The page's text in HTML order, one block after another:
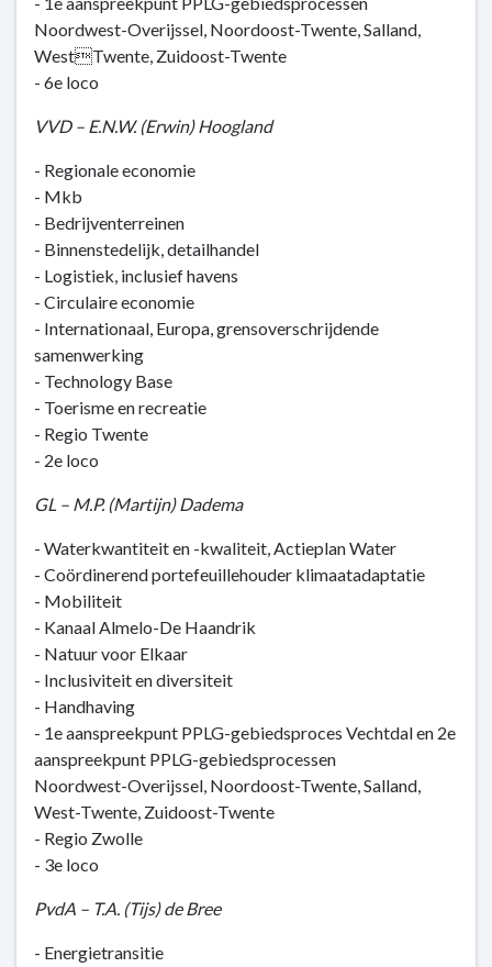
Noordwest-Overijssel, Noordoost-Twente, Salland,
WestTwente, Zuidoost-Twente
- 6e loco
VVD – E.N.W. (Erwin) Hoogland
- Regionale economie
- Mkb
- Bedrijventerreinen
- Binnenstedelijk, detailhandel
- Logistiek, inclusief havens
- Circulaire economie
- Internationaal, Europa, grensoverschrijdende
samenwerking
- Technology Base
- Toerisme en recreatie
- Regio Twente
- 2e loco
GL – M.P. (Martijn) Dadema
- Waterkwantiteit en -kwaliteit, Actieplan Water
- Coördinerend portefeuillehouder klimaatadaptatie
- Mobiliteit
- Kanaal Almelo-De Haandrik
- Natuur voor Elkaar
- Inclusiviteit en diversiteit
- Handhaving
- 1e aanspreekpunt PPLG-gebiedsproces Vechtdal en 2e
aanspreekpunt PPLG-gebiedsprocessen
Noordwest-Overijssel, Noordoost-Twente, Salland,
West-Twente, Zuidoost-Twente
- Regio Zwolle
- 3e loco
PvdA – T.A. (Tijs) de Bree
- Energietransitie